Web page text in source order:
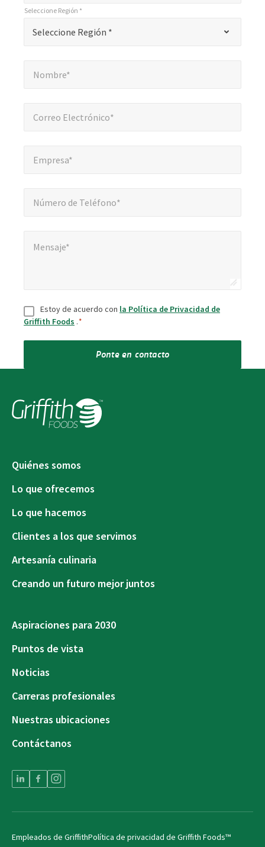
"
indica
Seleccione Región *
Seleccione Región *
Nombre*
Correo Electrónico*
Empresa*
Número de Teléfono*
Mensaje*
Consentir
Estoy de acuerdo con la Política de Privacidad de
Griffith Foods .*
Ponte en contacto
Quiénes somos
Lo que ofrecemos
Lo que hacemos
Clientes a los que servimos
Artesanía culinaria
Creando un futuro mejor juntos
Aspiraciones para 2030
Puntos de vista
Noticias
Carreras profesionales
Nuestras ubicaciones
Contáctanos
Empleados de GriffithPolítica de privacidad de Griffith Foods™